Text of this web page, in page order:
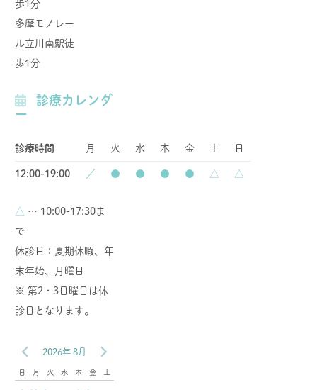
歩1分
多摩モノレー
ル立川南駅徒
歩1分
診療カレンダ
ー
診療時間 月 火 水 木 金 土 日
12:00-19:00 ／ ● ● ● ● △ △
△ … 10:00-17:30ま
で
休診日：夏期休暇、年
末年始、月曜日
※ 第2・3日曜日は休
診日となります。
2026年 8月
日 月 火 水 木 金 土